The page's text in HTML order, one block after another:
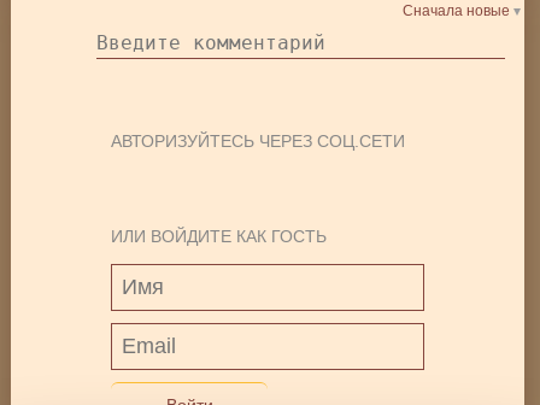
Сначала новые
АВТОРИЗУЙТЕСЬ ЧЕРЕЗ СОЦ.СЕТИ
ИЛИ ВОЙДИТЕ КАК ГОСТЬ